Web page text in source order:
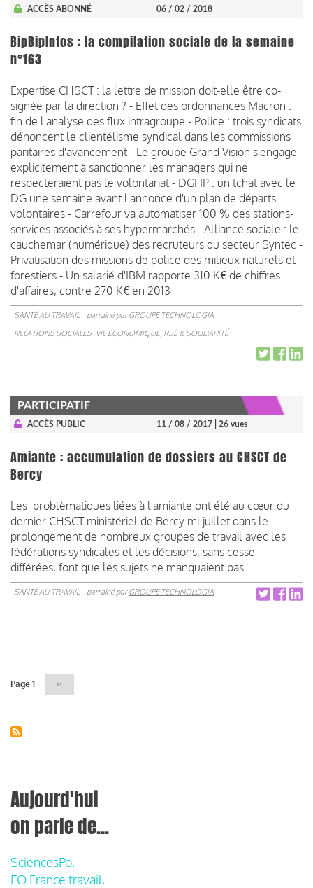
ACCÈS ABONNÉ 06 / 02 / 2018
BipBipInfos : la compilation sociale de la semaine
n°163
Expertise CHSCT : la lettre de mission doit-elle être co-
signée par la direction ? - Effet des ordonnances Macron :
fin de l'analyse des flux intragroupe - Police : trois syndicats
dénoncent le clientélisme syndical dans les commissions
paritaires d'avancement - Le groupe Grand Vision s'engage
explicitement à sanctionner les managers qui ne
respecteraient pas le volontariat - DGFIP : un tchat avec le
DG une semaine avant l'annonce d'un plan de départs
volontaires - Carrefour va automatiser 100 % des stations-
services associés à ses hypermarchés - Alliance sociale : le
cauchemar (numérique) des recruteurs du secteur Syntec -
Privatisation des missions de police des milieux naturels et
forestiers - Un salarié d'IBM rapporte 310 K€ de chiffres
d'affaires, contre 270 K€ en 2013
SANTÉ AU TRAVAIL parrainé parGROUPE TECHNOLOGIA
RELATIONS SOCIALES VIE ÉCONOMIQUE, RSE & SOLIDARITÉ
PARTICIPATIF
ACCÈS PUBLIC 11 / 08 / 2017 | 26 vues
Amiante : accumulation de dossiers au CHSCT de
Bercy
Les problèmatiques liées à l'amiante ont été au cœur du
dernier CHSCT ministériel de Bercy mi-juillet dans le
prolongement de nombreux groupes de travail avec les
fédérations syndicales et les décisions, sans cesse
différées, font que les sujets ne manquaient pas...
SANTÉ AU TRAVAIL parrainé parGROUPE TECHNOLOGIA
Page 1
Page
››
Aujourd'hui
on parle de...
SciencesPo,
FO France travail,